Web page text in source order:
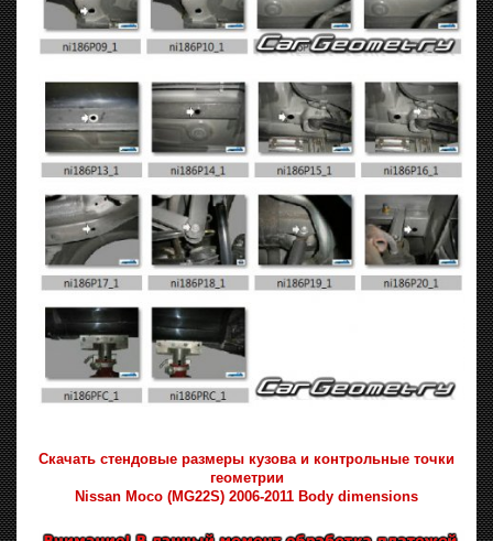
Скачать стендовые размеры кузова и контрольные точки
геометрии
Nissan Moco (MG22S) 2006-2011 Body dimensions